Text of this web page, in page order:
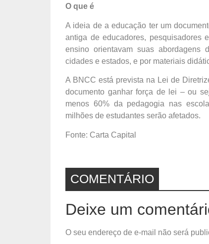
O que é
A ideia de a educação ter um
antiga de educadores, pesquisadores
ensino orientavam suas abordagens
cidades e estados, e por materiais
A BNCC está prevista na Lei de
documento ganhar força de lei – ou
menos 60% da pedagogia nas
milhões de estudantes serão afetados.
Fonte: Carta Capital
COMENTÁRIO
Deixe um
O seu endereço de e-mail não será